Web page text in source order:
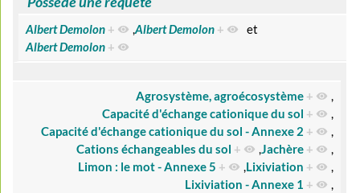
Albert Demolon + ,Albert Demolon +
et
Albert Demolon +
Agrosystème, agroécosystème +
,
Capacité d'échange cationique du sol +
,
Capacité d'échange cationique du sol - Annexe 2 +
,
Cations échangeables du sol + ,Jachère +
,
Limon : le mot - Annexe 5 + ,Lixiviation +
,
Lixiviation - Annexe 1 +
,